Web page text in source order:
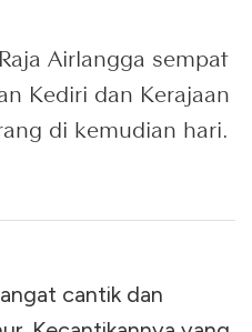
Airlangga sempat
Kediri dan Kerajaan
di kemudian hari.
cantik dan